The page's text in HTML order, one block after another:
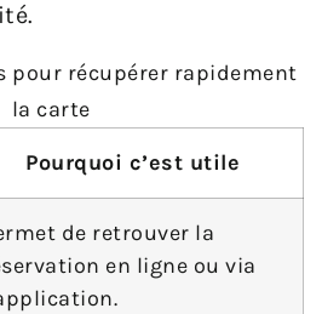
récupérer rapidement
la carte
Pourquoi c’est utile
de retrouver la
en ligne ou via